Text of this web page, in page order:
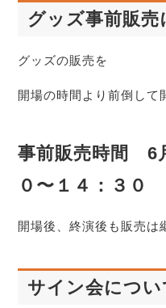
グッズ事前販売
グッズの販売を
開場の時間より前倒して
事前販売時間 6
０〜１４：３０
開場後、終演後も販売は
サイン会につい